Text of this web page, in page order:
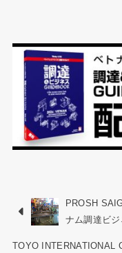
PROSH
ナム調達ビジ
TOYO INTERNATIONAL